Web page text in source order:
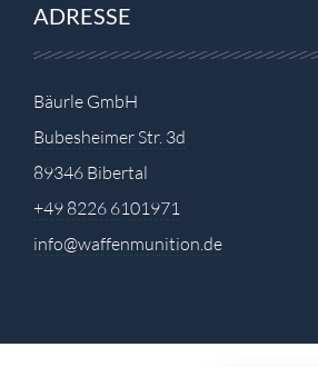
ADRESSE
Bäurle GmbH
Bubesheimer Str. 3d
89346 Bibertal
+49 8226 6101971
info@waffenmunition.de